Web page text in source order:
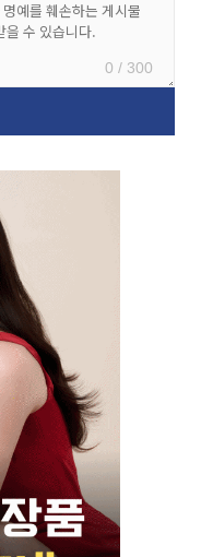
0 / 300